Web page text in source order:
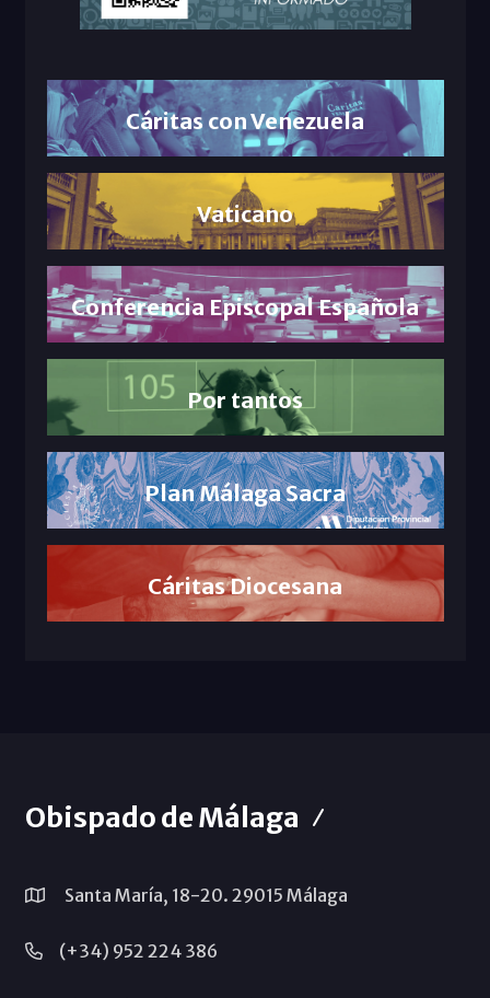
Cáritas con Venezuela
Vaticano
Conferencia Episcopal Española
Por tantos
Plan Málaga Sacra
Cáritas Diocesana
Obispado de Málaga
Santa María, 18-20. 29015 Málaga
(+34) 952 224 386